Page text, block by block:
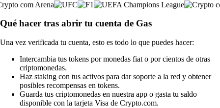
Qué hacer tras abrir tu cuenta de Gas
Una vez verificada tu cuenta, esto es todo lo que puedes hacer:
Intercambia tus tokens por monedas fiat o por cientos de otras
criptomonedas.
Haz staking con tus activos para dar soporte a la red y obtener
posibles recompensas en tokens.
Guarda tus criptomonedas en nuestra app o gasta tu saldo
disponible con la tarjeta Visa de Crypto.com.